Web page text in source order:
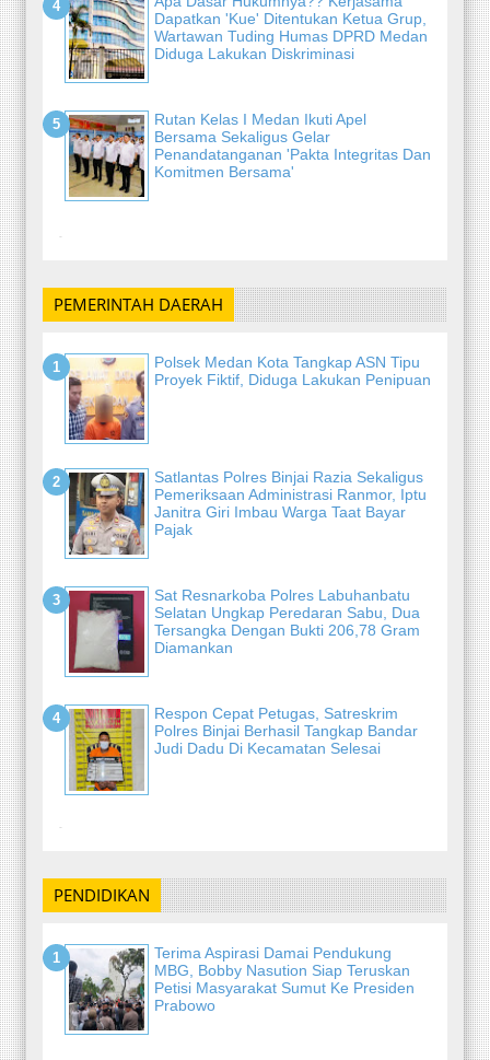
Dapatkan 'Kue' Ditentukan Ketua Grup,
Wartawan Tuding Humas DPRD Medan
Diduga Lakukan Diskriminasi
Rutan Kelas I Medan Ikuti Apel
Bersama Sekaligus Gelar
Penandatanganan 'Pakta Integritas Dan
Komitmen Bersama'
-
PEMERINTAH DAERAH
Polsek Medan Kota Tangkap ASN Tipu
Proyek Fiktif, Diduga Lakukan Penipuan
Satlantas Polres Binjai Razia Sekaligus
Pemeriksaan Administrasi Ranmor, Iptu
Janitra Giri Imbau Warga Taat Bayar
Pajak
Sat Resnarkoba Polres Labuhanbatu
Selatan Ungkap Peredaran Sabu, Dua
Tersangka Dengan Bukti 206,78 Gram
Diamankan
Respon Cepat Petugas, Satreskrim
Polres Binjai Berhasil Tangkap Bandar
Judi Dadu Di Kecamatan Selesai
-
PENDIDIKAN
Terima Aspirasi Damai Pendukung
MBG, Bobby Nasution Siap Teruskan
Petisi Masyarakat Sumut Ke Presiden
Prabowo